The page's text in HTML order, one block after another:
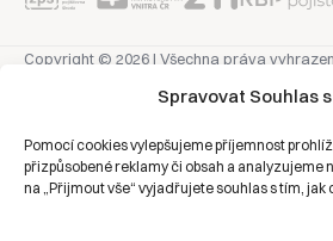
Spravovat Souhlas
Pomocí cookies vylepšujeme příjemnost
přizpůsobené reklamy či obsah a analyzujeme
na „Přijmout vše“ vyjadřujete souhlas s tím, jak
Copyright © 2026 | Všechna práva
Právní prohlášení
Zásady cookies